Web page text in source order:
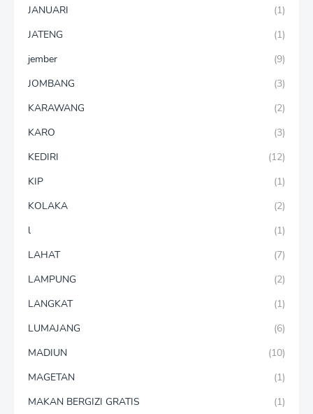
JANUARI
(1)
JATENG
(1)
jember
(9)
JOMBANG
(3)
KARAWANG
(2)
KARO
(3)
KEDIRI
(12)
KIP
(1)
KOLAKA
(2)
l
(1)
LAHAT
(7)
LAMPUNG
(2)
LANGKAT
(1)
LUMAJANG
(6)
MADIUN
(10)
MAGETAN
(1)
MAKAN BERGIZI GRATIS
(1)